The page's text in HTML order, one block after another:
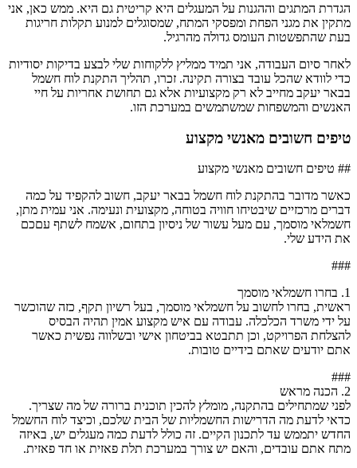
הגדרת המתגים וההגנות על המעגלים היא קריטית גם היא. ממש כאן, אני
מתקין את מגני הפחת ומפסקי המתח, שמסוגלים למנוע תקלות חריגות
בעת שהתפשטות העומס גדולה מהרגיל.
לאחר סיום העבודה, אני תמיד ממליץ ללקוחות שלי לבצע בדיקות יסודיות
כדי לוודא שהכל עובד בצורה תקינה. זכרו, תהליך התקנת לוח חשמל
בבאר יעקב מחייב לא רק מקצועיות אלא גם תחושת אחריות על חיי
האנשים והמשפחות שמשתמשים במערכת הזו.
טיפים חשובים מאנשי מקצוע
## טיפים חשובים מאנשי מקצוע
כאשר מדובר בהתקנת לוח חשמל בבאר יעקב, חשוב להקפיד על כמה
דברים מרכזיים שיבטיחו חוויה בטוחה, מקצועית ונעימה. אני עמית מתן,
חשמלאי מוסמך, עם מעל עשור של ניסיון בתחום, אשמח לשתף עםכם
את הידע שלי.
###
1. בחרו חשמלאי מוסמך
ראשית, בחרו לחשוב על חשמלאי מוסמך, בעל רשיון תקף, כזה שהוכשר
על ידי משרד הכלכלה. עבודה עם איש מקצוע אמין תהיה הבסיס
להצלחת הפרויקט, וכן תתבטא בביטחון אישי ובשלווה נפשית כאשר
אתם יודעים שאתם בידיים טובות.
###
2. הכנה מראש
לפני שמתחילים בהתקנה, מומלץ להכין תוכנית ברורה של מה שצריך.
כדאי לדעת מה הדרישות החשמליות של הבית שלכם, וכיצד לוח החשמל
החדש יתממש עד לתכנון הקיים. זה כולל לדעת כמה מעגלים יש, באיזה
מתח אתם עובדים, והאם יש צורך במערכת תלת פאזית או חד פאזית.